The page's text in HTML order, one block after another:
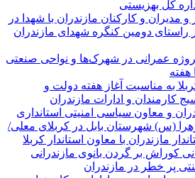
کل بهزیستی
و مدیران و کارکنان مازندران با شهدا در
راستای دومین کنگره شهدای مازندران
برداری از ۳۸ بروژه عمرانی در شهرک‌ها و نواحی صنعتی
هفته
به مناسبت آغاز هفته دولت و
کارمندان و ادارات مازندران
و معاون سیاسی امنیتی استانداری
(س) شهرستان بابل در کربلای معلی/
مازندران با معاون استاندار کربلا
کوراش بر گردن بانوی مازندرانی
پر خطر در مازندران